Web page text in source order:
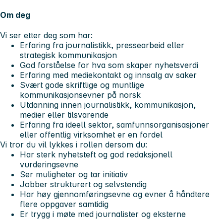
Om deg
Vi ser etter deg som har:
Erfaring fra journalistikk, pressearbeid eller
strategisk kommunikasjon
God forståelse for hva som skaper nyhetsverdi
Erfaring med mediekontakt og innsalg av saker
Svært gode skriftlige og muntlige
kommunikasjonsevner på norsk
Utdanning innen journalistikk, kommunikasjon,
medier eller tilsvarende
Erfaring fra ideell sektor, samfunnsorganisasjoner
eller offentlig virksomhet er en fordel
Vi tror du vil lykkes i rollen dersom du:
Har sterk nyhetsteft og god redaksjonell
vurderingsevne
Ser muligheter og tar initiativ
Jobber strukturert og selvstendig
Har høy gjennomføringsevne og evner å håndtere
flere oppgaver samtidig
Er trygg i møte med journalister og eksterne